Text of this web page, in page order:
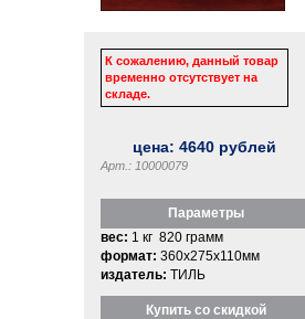
К сожалению, данный товар
временно отсутствует на
складе.
цена:4640 рублей
Арт.: 10000079
Параметры
вес: 1 кг 820 грамм
формат: 360x275x110мм
издатель: ТИЛЬ
Купить со скидкой